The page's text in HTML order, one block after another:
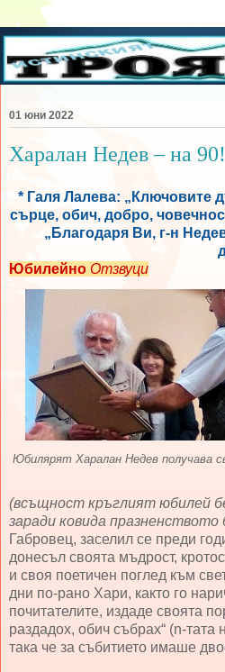
01 юни 2022
Харалан Недев – на 90!
* Галя Лалева: „Ключовите
сърце, обич, добро,
„Благодаря Ви, г-н
Юбилейно Отзвуци
Юбилярят Харалан Недев получава
(всъщност кръглият юбилей
заради ковида празненството
Габровец, заселил се преди
донесъл своята мъдрост,
и своя поетичен поглед към
дни по-рано Хари, както го
почитателите, издаде своята
раздадох, обич събрах“ (n-
така че за събитието имаше